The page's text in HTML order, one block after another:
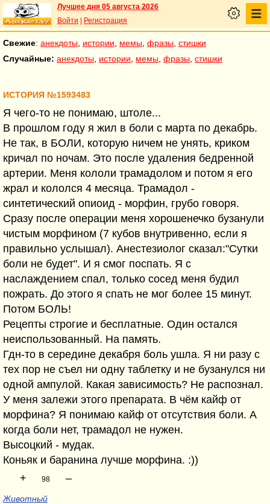
Лучшее дня 05 августа 2026
Войти
Регистрация
Свежие: анекдоты истории мемы фразы стишки
Случайные: анекдоты истории мемы фразы стишки
ИСТОРИЯ №1593483
Я чего-то не понимаю, штоле...
В прошлом году я жил в боли с марта по декабрь.
Не так, в БОЛИ, которую ничем не унять, криком
кричал по ночам. Это после удаления бедренной
артерии. Меня кололи трамадолом и потом я его
жрал и кололся 4 месяца. Трамадол -
синтетический опиоид - морфин, грубо говоря.
Сразу после операции меня хорошенечко бузанули
чистым морфином (7 кубов внутривенно, если я
правильно услышал). Анестезиолог сказал:"Сутки
боли не будет". И я смог поспать. Я с
наслаждением спал, только сосед меня будил
пожрать. До этого я спать не мог более 15 минут.
Потом БОЛЬ!
Рецепты строгие и бесплатные. Один остался
неиспользованный. На память.
Гдн-то в середине декабря боль ушла. Я ни разу с
тех пор не съел ни одну таблетку и не бузанулся ни
одной ампулой. Какая зависимость? Не распознал.
У меня залежи этого препарата. В чём кайф от
морфина? Я понимаю кайф от отсутствия боли. А
когда боли нет, трамадол не нужен.
Высоцкий - мудак.
Коньяк и баранина лучше морфина. :))
+
98 –
Животный